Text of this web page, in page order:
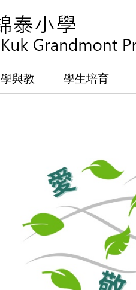
學與教 學生培育